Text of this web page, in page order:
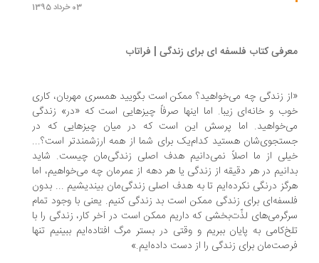
کتاب فلسفه ای برای زندگی | فراتاب
زندگی چه می‌خواهید؟ ممکن است بگویید همسری مهربان، کاری
و خانه‌ای زیبا. اما اینها صرفاً چیزهایی است که «در» زندگی
اما پرسش این است که در میان چیزهایی که در
هستید کدام‌یک برای شما از همه ارزشمندتر است؟...
از ما اصلاً نمی‌دانیم هدف اصلی زندگی‌مان چیست. شاید
در هر دقیقه از زندگی یا هر دهه از عمرمان چه می‌خواهیم، اما
درنگی نکرده‌ایم تا به هدف اصلی زندگی‌مان بیندیشیم ... بدون
برای زندگی ممکن است بد زندگی کنیم. یعنی با وجود تمام
لذّت‌بخشی که داریم ممکن است در آخر کار، زندگی را با
به پایان ببریم و وقتی در بستر مرگ افتاده‌ایم ببینیم تنها
برای زندگی را از دست داده‌ایم.»